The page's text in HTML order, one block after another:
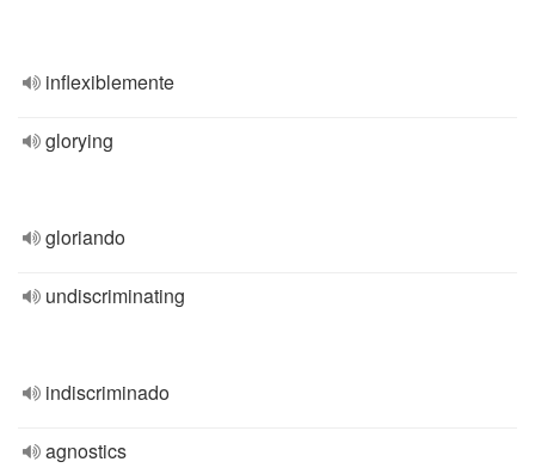
inflexiblemente
glorying
gloriando
undiscriminating
indiscriminado
agnostics